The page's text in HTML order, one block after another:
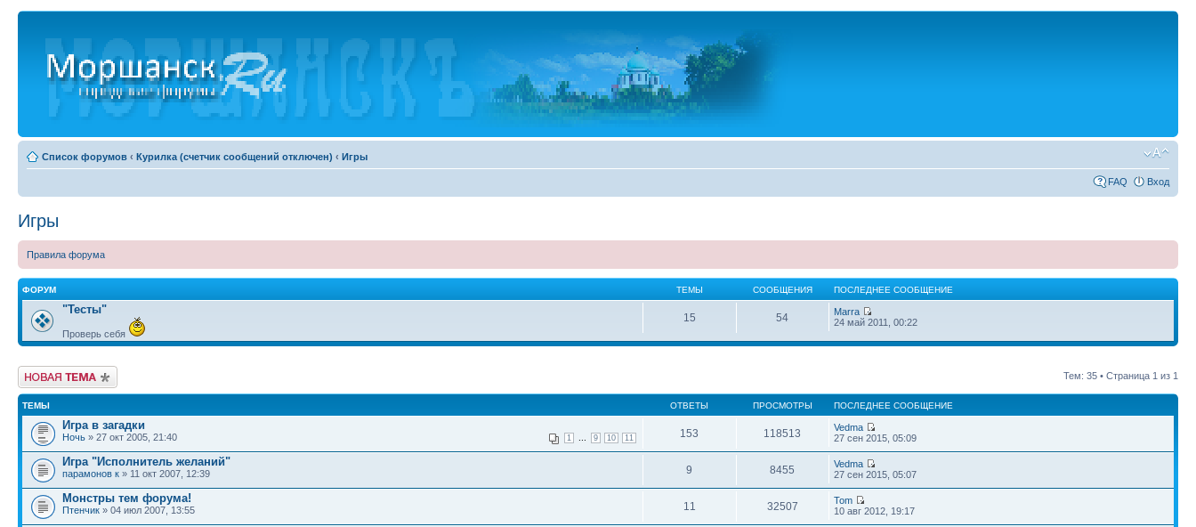
Список форумов ‹ Курилка (счетчик сообщений отключен) ‹ Игры
FAQ Вход
Игры
Правила форума
ФОРУМ ТЕМЫ СООБЩЕНИЯ ПОСЛЕДНЕЕ СООБЩЕНИЕ
"Тесты"
Проверь себя
15 54
Marra
24 май 2011, 00:22
Новая тема Тем: 35 • Страница 1 из 1
ТЕМЫ ОТВЕТЫ ПРОСМОТРЫ ПОСЛЕДНЕЕ СООБЩЕНИЕ
Игра в загадки
1 9 10 11
Ночь » 27 окт 2005, 21:40 153 118513
Vedma
27 сен 2015, 05:09
Игра "Исполнитель желаний"
парамонов к » 11 окт 2007, 12:39 9 8455
Vedma
27 сен 2015, 05:07
Монстры тем форума!
Птенчик » 04 июл 2007, 13:55 11 32507
Tom
10 авг 2012, 19:17